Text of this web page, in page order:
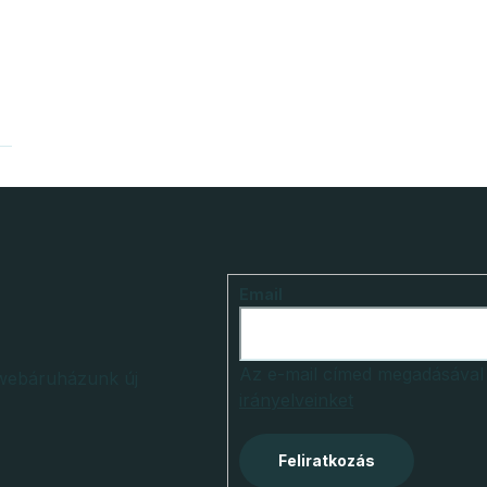
Feliratkozás